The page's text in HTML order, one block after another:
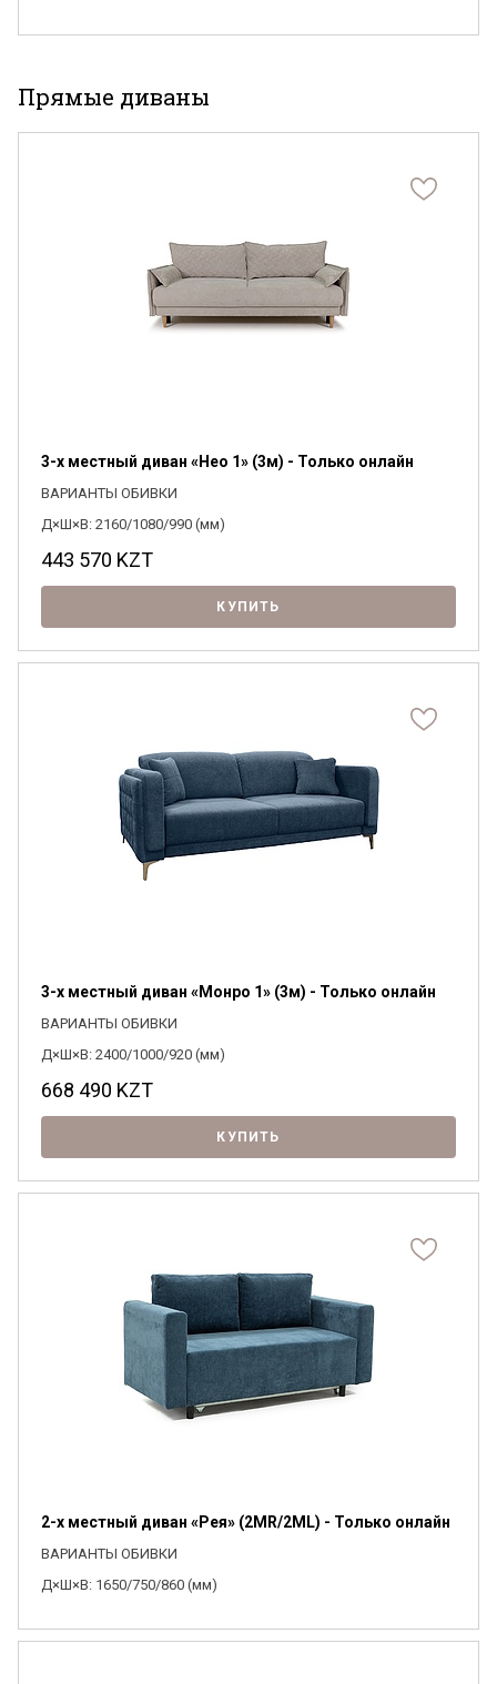
Прямые диваны
3-х местный диван «Нео 1» (3м) - Только онлайн
ВАРИАНТЫ ОБИВКИ
Д×Ш×В: 2160/1080/990 (мм)
443 570 KZT
КУПИТЬ
3-х местный диван «Монро 1» (3м) - Только онлайн
ВАРИАНТЫ ОБИВКИ
Д×Ш×В: 2400/1000/920 (мм)
668 490 KZT
КУПИТЬ
2-х местный диван «Рея» (2MR/2ML) - Только онлайн
ВАРИАНТЫ ОБИВКИ
Д×Ш×В: 1650/750/860 (мм)